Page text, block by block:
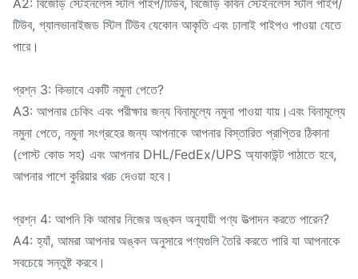
A2: বিজোড় স্টেইনলেস স্টীল পাইপ/টিউব, বিজোড় কার্বন স্টেইনলেস স্টীল পাইপ/
টিউব, গ্যালভানাইজড স্টিল টিউব যেকোন আকৃতি এবং ঢালাই পাইপও পাওয়া যেতে
পারে।
প্রশ্ন 3: কিভাবে একটি নমুনা পেতে?
A3: আপনার চেকিং এবং পরীক্ষার জন্য বিনামূল্যে নমুনা পাওয়া যায়।এবং বিনামূল্যে
নমুনা পেতে, নমুনা সংগ্রহের জন্য আপনাকে আপনার বিস্তারিত প্রাপ্তির ঠিকানা
(পোস্ট কোড সহ) এবং আপনার DHL/FedEx/UPS অ্যাকাউন্ট পাঠাতে হবে,
আপনার পাশে কুরিয়ার খরচ দেওয়া হবে।
প্রশ্ন 4: আপনি কি আমার নিজের অঙ্কন অনুযায়ী পণ্য উত্পাদন করতে পারেন?
A4: হ্যাঁ, আমরা আপনার অঙ্কন অনুসারে পণ্যগুলি তৈরি করতে পারি যা আপনাকে
সবচেয়ে সন্তুষ্ট করবে।